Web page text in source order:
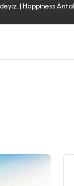
| Happiness